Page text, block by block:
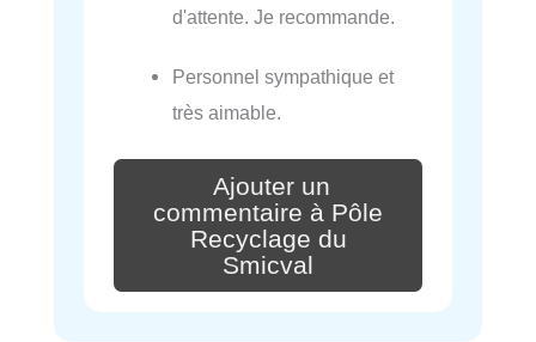
d'attente. Je recommande.
Personnel sympathique et
très aimable.
Ajouter un
commentaire à Pôle
Recyclage du
Smicval